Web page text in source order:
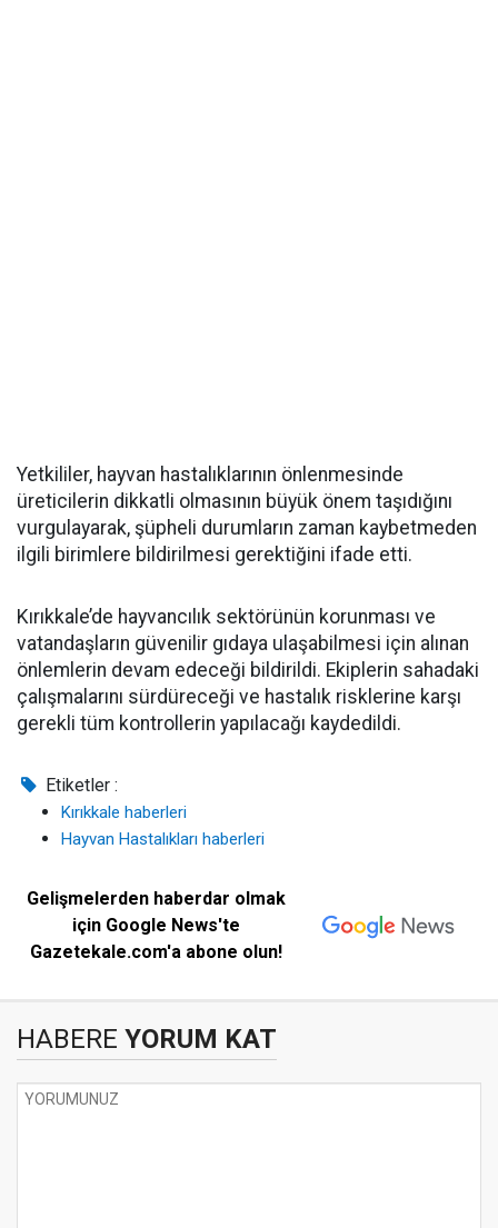
Yetkililer, hayvan hastalıklarının önlenmesinde
üreticilerin dikkatli olmasının büyük önem taşıdığını
vurgulayarak, şüpheli durumların zaman kaybetmeden
ilgili birimlere bildirilmesi gerektiğini ifade etti.
Kırıkkale’de hayvancılık sektörünün korunması ve
vatandaşların güvenilir gıdaya ulaşabilmesi için alınan
önlemlerin devam edeceği bildirildi. Ekiplerin sahadaki
çalışmalarını sürdüreceği ve hastalık risklerine karşı
gerekli tüm kontrollerin yapılacağı kaydedildi.
Etiketler :
Kırıkkale haberleri
Hayvan Hastalıkları haberleri
Gelişmelerden haberdar olmak
için Google News'te
Gazetekale.com'a abone olun!
HABERE YORUM KAT